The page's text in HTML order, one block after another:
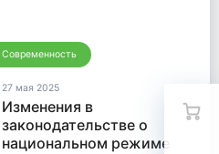
Современность
27 мая 2025
Изменения в
законодательстве о
национальном режиме